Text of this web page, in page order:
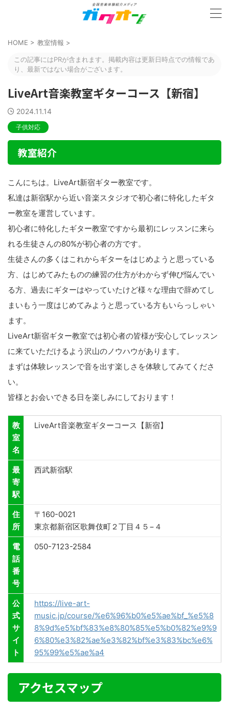
HOME > 教室情報 >
この記事にはPRが含まれます。掲載内容は更新日時点での情報であ
り、最新ではない場合がございます。
LiveArt音楽教室ギターコース【新宿】
2024.11.14
子供対応
教室紹介
こんにちは。LiveArt新宿ギター教室です。
私達は新宿駅から近い音楽スタジオで初心者に特化したギタ
ー教室を運営しています。
初心者に特化したギター教室ですから最初にレッスンに来ら
れる生徒さんの80%が初心者の方です。
生徒さんの多くはこれからギターをはじめようと思っている
方、はじめてみたものの練習の仕方がわからず伸び悩んでい
る方、過去にギターはやっていたけど様々な理由で辞めてし
まいもう一度はじめてみようと思っている方もいらっしゃい
ます。
LiveArt新宿ギター教室では初心者の皆様が安心してレッスン
に来ていただけるよう沢山のノウハウがあります。
まずは体験レッスンで音を出す楽しさを体験してみてくださ
い。
皆様とお会いできる日を楽しみにしております！
教
室
名
LiveArt音楽教室ギターコース【新宿】
最
寄
駅
西武新宿駅
住
所
〒160-0021
東京都新宿区歌舞伎町２丁目４５−４
電
話
番
号
050-7123-2584
公
式
サ
イ
ト
https://live-art-
music.jp/course/%e6%96%b0%e5%ae%bf_%e5%8
8%9d%e5%bf%83%e8%80%85%e5%b0%82%e9%9
6%80%e3%82%ae%e3%82%bf%e3%83%bc%e6%
95%99%e5%ae%a4
アクセスマップ